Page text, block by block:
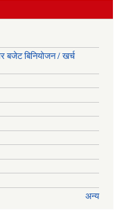
बजेट बिनियोजन / खर्च
अन्य